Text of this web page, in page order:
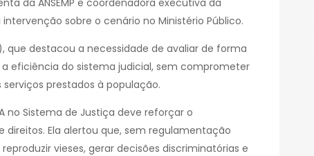
sobre o cenário no Ministério Público.
que destacou a necessidade de avaliar de forma
eficiência do sistema judicial, sem comprometer
prestados à população.
no Sistema de Justiça deve reforçar o
Ela alertou que, sem regulamentação
vieses, gerar decisões discriminatórias e